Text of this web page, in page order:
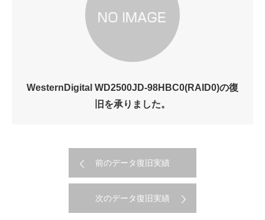
WesternDigital WD2500JD-98HBC0(RAID0)の復
旧を承りました。
前のデータ復旧実績
次のデータ復旧実績